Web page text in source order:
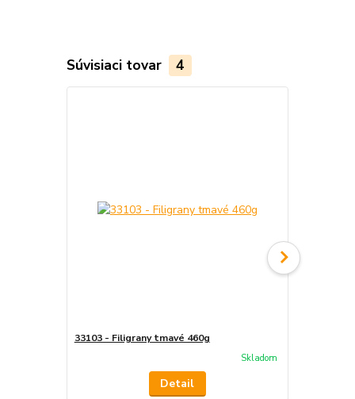
Súvisiaci tovar 4
33103 - Filigrany tmavé 460g
Skladom
Detail